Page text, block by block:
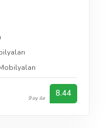
9 oy ile 8.44